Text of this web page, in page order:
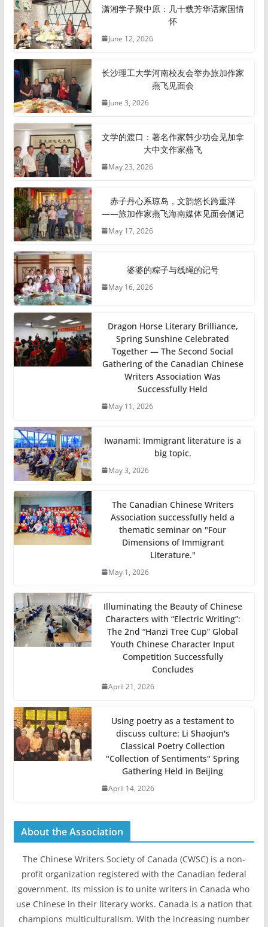
潇湘学子聚中原：几十载芳华话家国情
怀
June 12, 2026
长沙理工大学河南校友会举办旅加作家
燕飞见面会
June 3, 2026
文学的渡口：著名作家韩少功会见加拿
大中文作家燕飞
May 23, 2026
赤子丹心系琼岛，文韵悠长跨重洋
——旅加作家燕飞海南媒体见面会侧记
May 17, 2026
婆婆的粽子与线绳的记号
May 16, 2026
Dragon Horse Literary Brilliance,
Spring Sunshine Celebrated
Together — The Second Social
Gathering of the Canadian Chinese
Writers Association Was
Successfully Held
May 11, 2026
Iwanami: Immigrant literature is a
big topic.
May 3, 2026
The Canadian Chinese Writers
Association successfully held a
thematic seminar on "Four
Dimensions of Immigrant
Literature."
May 1, 2026
Illuminating the Beauty of Chinese
Characters with “Electric Writing”:
The 2nd “Hanzi Tree Cup” Global
Youth Chinese Character Input
Competition Successfully
Concludes
April 21, 2026
Using poetry as a testament to
discuss culture: Li Shaojun's
Classical Poetry Collection
"Collection of Sentiments" Spring
Gathering Held in Beijing
April 14, 2026
About the Association
The Chinese Writers Society of Canada (CWSC) is a non-
profit organization registered with the Canadian federal
government. Its mission is to unite writers in Canada who
use Chinese in their literary works. Canada is a nation that
champions multiculturalism. With the increasing number